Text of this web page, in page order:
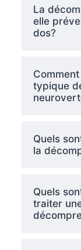
La
elle
dos?
typique
Quels
la
Quels
traiter